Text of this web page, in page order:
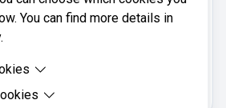
med organisasjonsnummer
You can find more details in
are cookies that are needed for